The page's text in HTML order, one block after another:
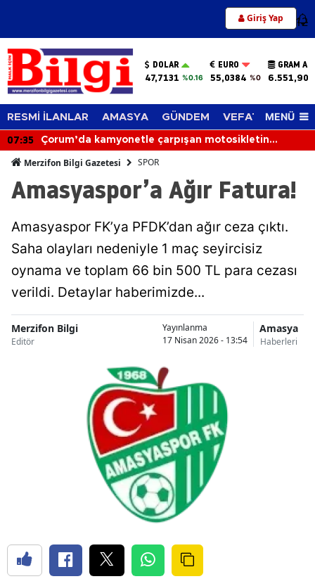
Giriş Yap 12
DOLAR
47,7131 %0.16
EURO
55,0384 %0
GRAM
6.551,90
RESMİ İLANLAR AMASYA GÜNDEM VEFAT EDENLER
MENÜ
07:35
Çorum’da kamyonetle çarpışan motosikletin
Merzifon Bilgi Gazetesi SPOR
Amasyaspor’a Ağır Fatura!
Amasyaspor FK’ya PFDK’dan ağır ceza çıktı.
Saha olayları nedeniyle 1 maç seyircisiz
oynama ve toplam 66 bin 500 TL para cezası
verildi. Detaylar haberimizde...
Merzifon Bilgi
Editör
Yayınlanma
17 Nisan 2026 - 13:54
Amasya
Haberleri